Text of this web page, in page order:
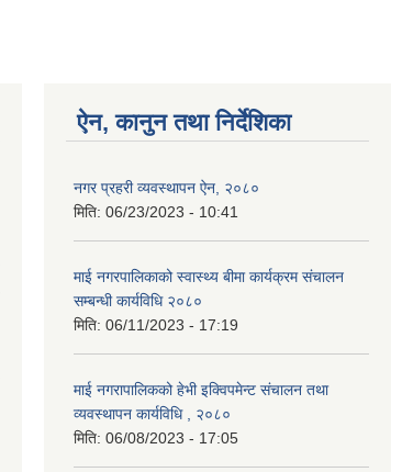
ऐन, कानुन तथा निर्देशिका
नगर प्रहरी व्यवस्थापन ऐन, २०८०
मिति: 06/23/2023 - 10:41
माई नगरपालिकाको स्वास्थ्य बीमा कार्यक्रम संचालन
सम्बन्धी कार्यविधि २०८०
मिति: 06/11/2023 - 17:19
माई नगरापालिकको हेभी इक्विपमेन्ट संचालन तथा
व्यवस्थापन कार्यविधि , २०८०
मिति: 06/08/2023 - 17:05